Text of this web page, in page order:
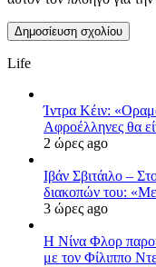
Life
Ίντρα Κέιν:
Αφροέλληνες θα
2 ώρες ago
Ιβάν Σβιτάιλο –
διακοπών του:
3 ώρες ago
Η Νίνα Φλορ
με τον Φίλιππο